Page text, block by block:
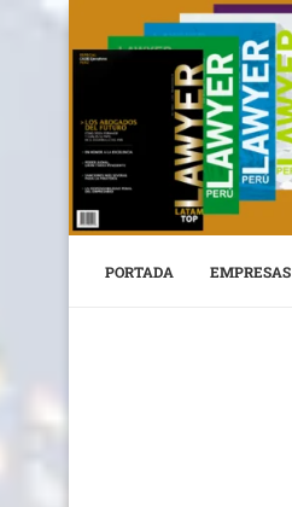
PORTADA EMPRESAS